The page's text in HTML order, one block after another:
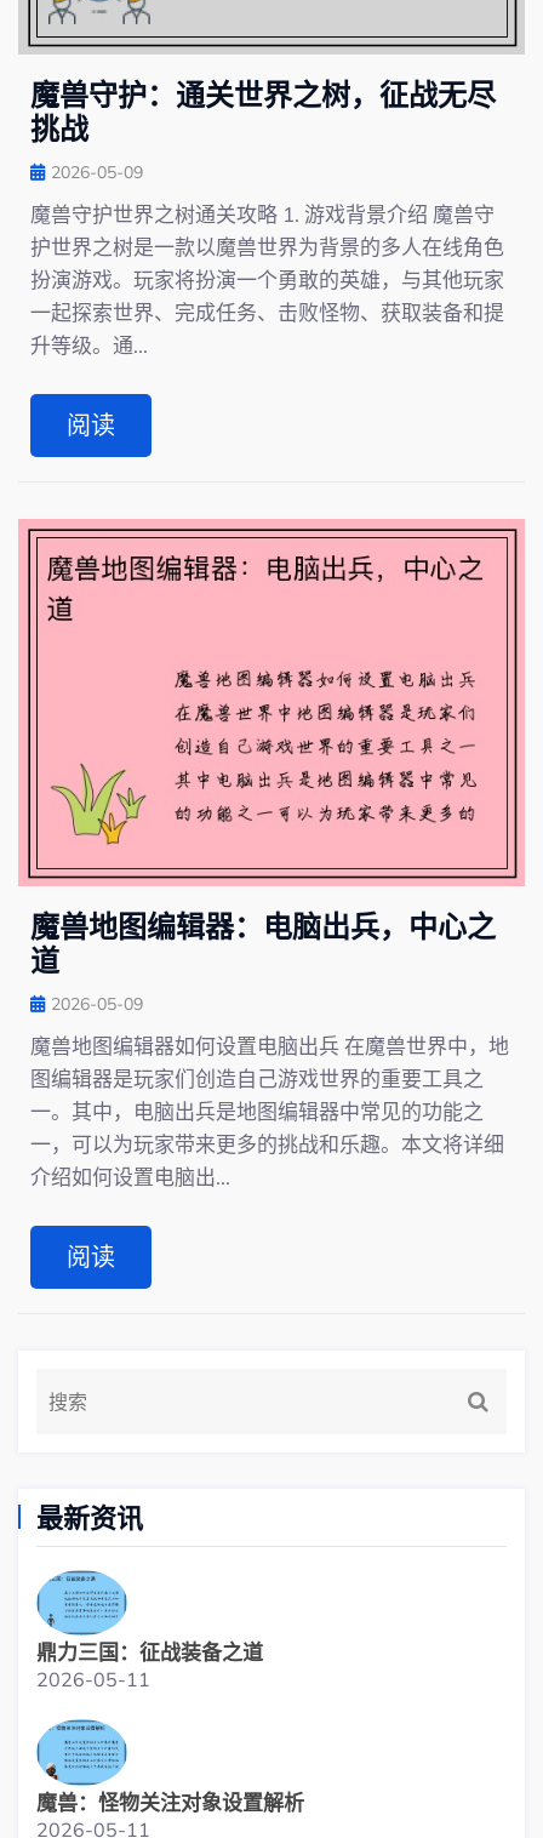
魔兽守护：通关世界之树，征战无尽
挑战
2026-05-09
魔兽守护世界之树通关攻略 1. 游戏背景介绍 魔兽守
护世界之树是一款以魔兽世界为背景的多人在线角色
扮演游戏。玩家将扮演一个勇敢的英雄，与其他玩家
一起探索世界、完成任务、击败怪物、获取装备和提
升等级。通...
阅读
魔兽地图编辑器：电脑出兵，中心之
道
2026-05-09
魔兽地图编辑器如何设置电脑出兵 在魔兽世界中，地
图编辑器是玩家们创造自己游戏世界的重要工具之
一。其中，电脑出兵是地图编辑器中常见的功能之
一，可以为玩家带来更多的挑战和乐趣。本文将详细
介绍如何设置电脑出...
阅读
最新资讯
鼎力三国：征战装备之道
2026-05-11
魔兽：怪物关注对象设置解析
2026-05-11